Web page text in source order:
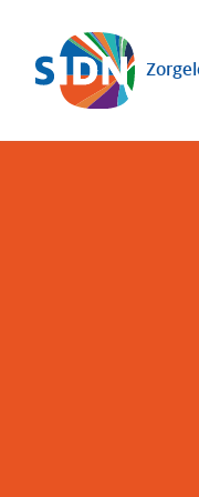
Sla navigatie over